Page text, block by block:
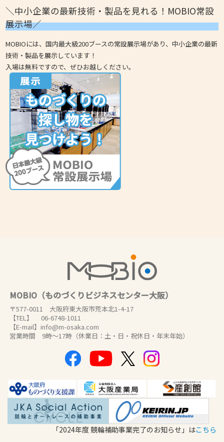
＼中小企業の最新技術・製品を見れる！MOBIO常設
展示場／
MOBIOには、国内最大級200ブースの常設展示場があり、中小企業の最新
技術・製品を展示しています！
入場は無料ですので、ぜひお越しください。
MOBIO（ものづくりビジネスセンター大阪）
〒577-0011 大阪府東大阪市荒本北1-4-17
【TEL】 06-6748-1011
【E-mail】info@m-osaka.com
営業時間 9時～17時（休業日：土・日・祝休日・年末年始）
「2024年度 競輪補助事業完了のお知らせ」はこちら